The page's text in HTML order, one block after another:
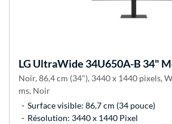
LG UltraWide 34U650A-B 34"
Noir, 86,4 cm (34"), 3440 x 1440 pixels,
ms, Noir
Surface visible: 86,7 cm (34 pouce)
Résolution: 3440 x 1440 Pixel